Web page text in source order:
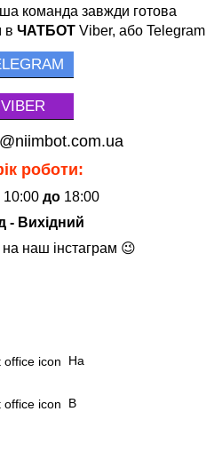
команда завжди готова
в ЧАТБОТViber, або Telegram
VIBER
роботи:
10:00до 18:00
- Вихідний
на наш інстаграм 😉
На
В